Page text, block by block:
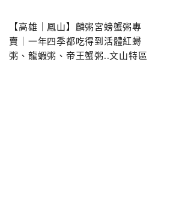
【高雄｜鳳山】麟粥宮螃蟹粥專
賣｜一年四季都吃得到活體紅蟳
粥、龍蝦粥、帝王蟹粥..文山特區